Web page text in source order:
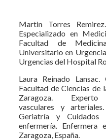
Martin Torres
Especializado en
Facultad de
Universitario en
Urgencias del Hospital
Laura Reinado Lansac.
Facultad de Ciencias de
Zaragoza. Experto
vasculares y
Geriatría y
enfermería. Enfermera
Zaragoza, España.